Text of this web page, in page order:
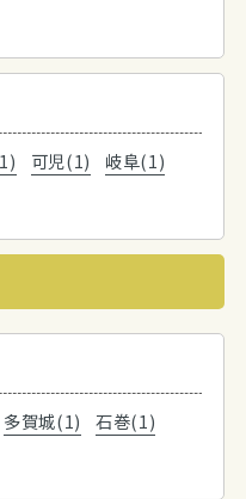
可児(1)
岐阜(1)
多賀城(1)
石巻(1)